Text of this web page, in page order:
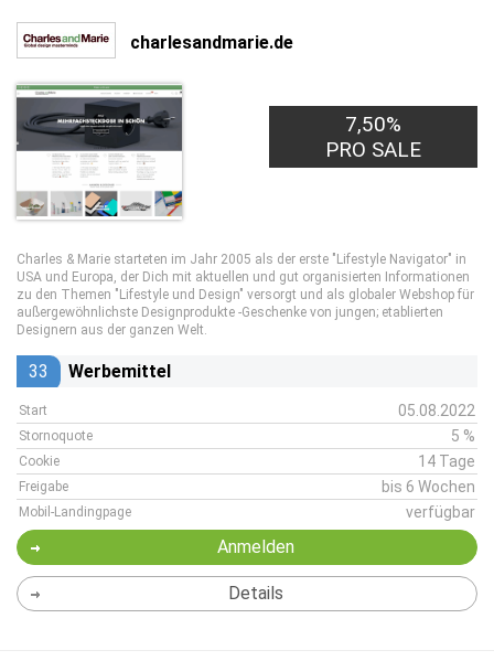
charlesandmarie.de
7,50%
PRO SALE
Charles & Marie starteten im Jahr 2005 als der erste "Lifestyle Navigator" in
USA und Europa, der Dich mit aktuellen und gut organisierten Informationen
zu den Themen "Lifestyle und Design" versorgt und als globaler Webshop für
außergewöhnlichste Designprodukte -Geschenke von jungen; etablierten
Designern aus der ganzen Welt.
33 Werbemittel
Start 05.08.2022
Stornoquote 5 %
Cookie 14 Tage
Freigabe bis 6 Wochen
Mobil-Landingpage verfügbar
Anmelden
Details